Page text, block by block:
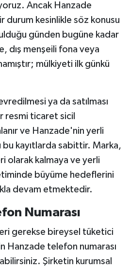
Ancak Hanzade
durum kesinlikle söz konusu
günden bugüne kadar
dış menşeili fona veya
mülkiyeti ilk günkü
ya da satılması
resmi ticaret sicil
ve Hanzade'nin yerli
bu kayıtlarda sabittir. Marka,
olarak kalmaya ve yerli
büyüme hedeflerini
devam etmektedir.
Numarası
gerekse bireysel tüketici
Hanzade telefon numarası
Şirketin kurumsal